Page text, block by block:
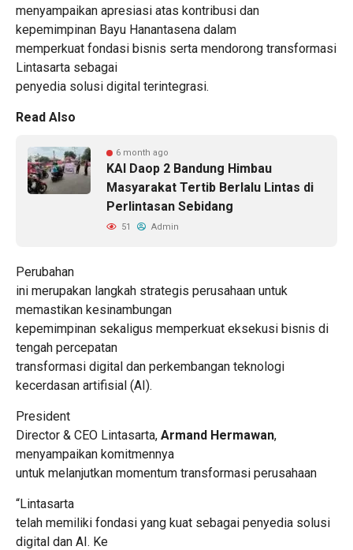
menyampaikan apresiasi atas kontribusi dan
kepemimpinan Bayu Hanantasena dalam
memperkuat fondasi bisnis serta mendorong transformasi
Lintasarta sebagai
penyedia solusi digital terintegrasi.
Read Also
6 month ago
KAI Daop 2 Bandung Himbau
Masyarakat Tertib Berlalu Lintas di
Perlintasan Sebidang
51 Admin
Perubahan
ini merupakan langkah strategis perusahaan untuk
memastikan kesinambungan
kepemimpinan sekaligus memperkuat eksekusi bisnis di
tengah percepatan
transformasi digital dan perkembangan teknologi
kecerdasan artifisial (AI).
President
Director & CEO Lintasarta, Armand Hermawan,
menyampaikan komitmennya
untuk melanjutkan momentum transformasi perusahaan
“Lintasarta
telah memiliki fondasi yang kuat sebagai penyedia solusi
digital dan AI. Ke